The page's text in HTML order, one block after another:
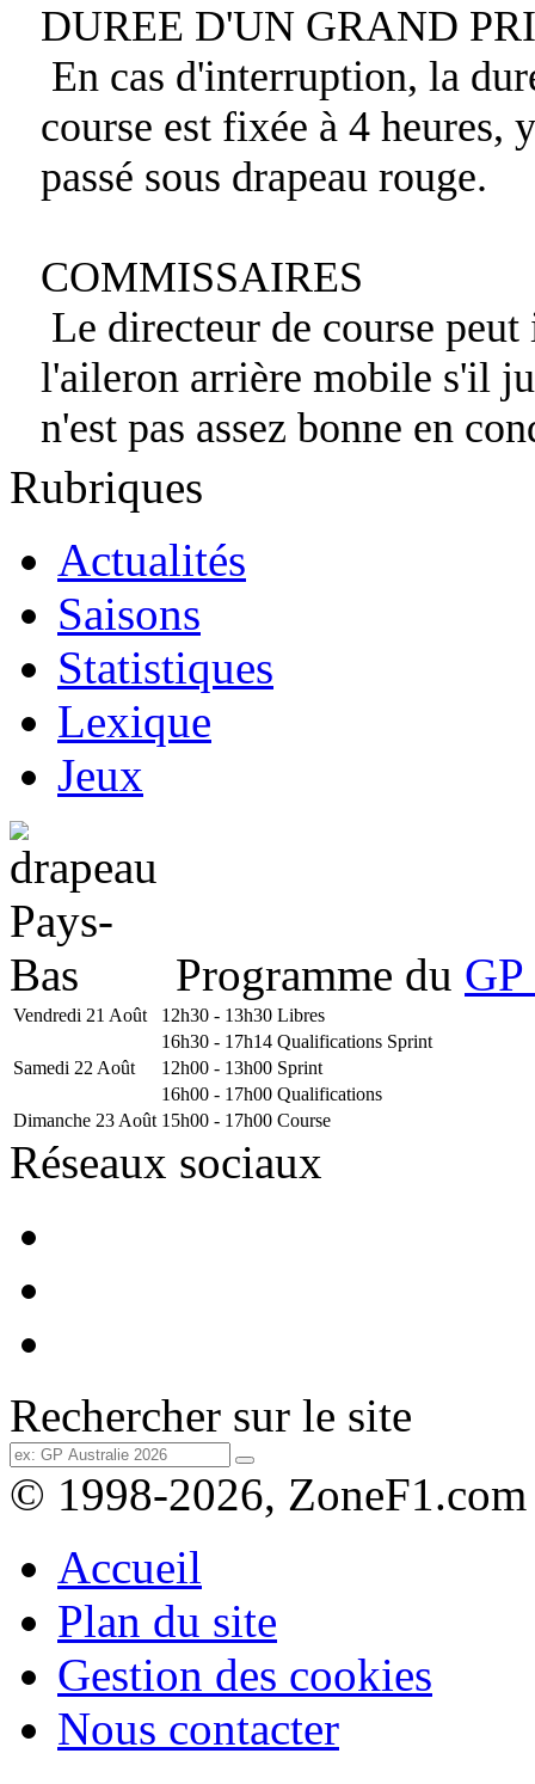
DUREE D'UN GRAND
En cas d'interruption, la
course est fixée à 4 heures,
passé sous drapeau rouge.
COMMISSAIRES
Le directeur de course
l'aileron arrière mobile s'il
n'est pas assez bonne en
Rubriques
Actualités
Saisons
Statistiques
Lexique
Jeux
Programme du
Vendredi 21 Août 12h30 - 13h30 Libres
16h30 - 17h14 Qualifications Sprint
Samedi 22 Août
12h00 - 13h00 Sprint
16h00 - 17h00 Qualifications
Dimanche 23 Août 15h00 - 17h00 Course
Réseaux sociaux
Rechercher sur le site
© 1998-2026, ZoneF1.com
Accueil
Plan du site
Gestion des cookies
Nous contacter